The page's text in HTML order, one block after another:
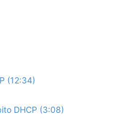
(12:34)
DHCP (3:08)